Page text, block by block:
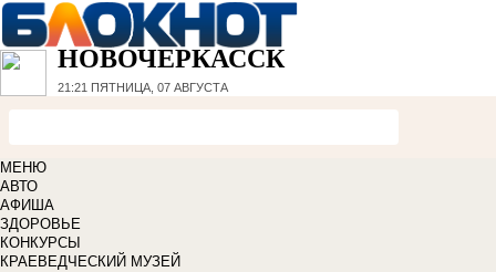
НОВОЧЕРКАССК
21:21 ПЯТНИЦА, 07 АВГУСТА
МЕНЮ
АВТО
АФИША
ЗДОРОВЬЕ
КОНКУРСЫ
КРАЕВЕДЧЕСКИЙ МУЗЕЙ